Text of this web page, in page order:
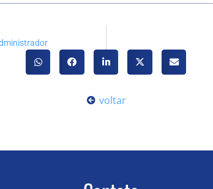
voltar